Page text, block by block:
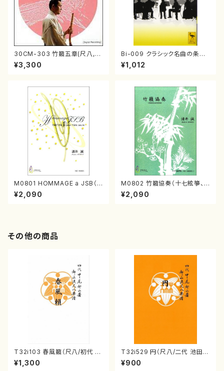
30CM-303 竹籟五章(尺八,二
十絃箏/三橋貴風/CD)
¥3,300
Bi-009 クラシック名曲の条件
（諸井 誠/書籍）
¥1,012
M0801 HOMMAGE a JSB（フ
ルートソロ/諸井誠/楽譜）
¥2,090
M0802 竹籟協奏（十七絃箏、
尺八/諸井誠/楽譜）
¥2,090
その他の商品
T32i103 春風籟（尺八/初代 石
垣征山/尺八/都山式譜）都山流
公刊楽譜曲番:552
¥1,300
T32i529 円（尺八/二代 池田静
山/楽譜）都山流公刊楽譜曲番:2
238
¥900